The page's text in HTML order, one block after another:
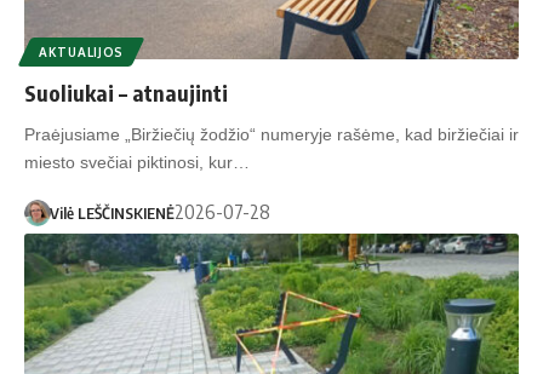
AKTUALIJOS
Suoliukai – atnaujinti
Praėjusiame „Biržiečių žodžio“ numeryje rašėme, kad biržiečiai ir
miesto svečiai piktinosi, kur…
Vilė LEŠČINSKIENĖ2026-07-28